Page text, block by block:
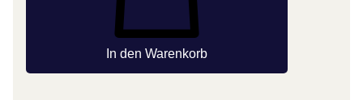
In den Warenkorb